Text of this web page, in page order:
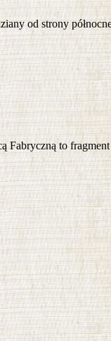
od strony
Fabryczną to